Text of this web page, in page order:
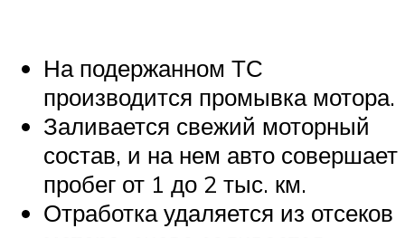
На подержанном ТС
производится промывка мотора.
Заливается свежий моторный
состав, и на нем авто совершает
пробег от 1 до 2 тыс. км.
Отработка удаляется из отсеков